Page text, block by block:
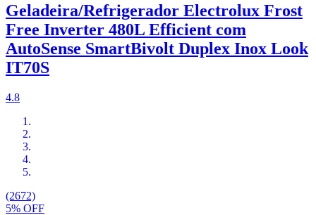
Geladeira/Refrigerador Electrolux Frost
Free Inverter 480L Efficient com
AutoSense SmartBivolt Duplex Inox Look
IT70S
4.8
(2672)
5% OFF